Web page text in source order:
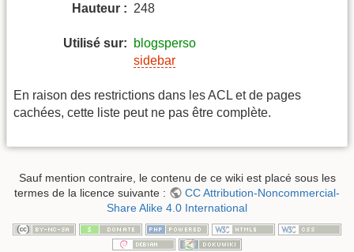
Hauteur : 248
Utilisé sur:
blogsperso
sidebar
En raison des restrictions dans les ACL et de pages
cachées, cette liste peut ne pas être complète.
Sauf mention contraire, le contenu de ce wiki est placé sous les
termes de la licence suivante :
CC Attribution-Noncommercial-
Share Alike 4.0 International